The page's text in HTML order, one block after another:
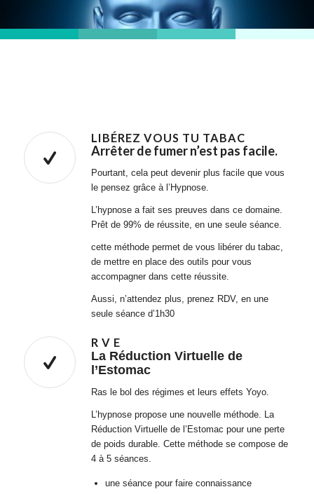
LIBÉREZ VOUS TU TABAC
Arrêter de fumer n’est pas facile.
Pourtant, cela peut devenir plus facile que vous
le pensez grâce à l’Hypnose.
L’hypnose a fait ses preuves dans ce domaine.
Prêt de 99% de réussite, en une seule séance.
cette méthode permet de vous libérer du tabac,
de mettre en place des outils pour vous
accompagner dans cette réussite.
Aussi, n’attendez plus, prenez RDV, en une
seule séance d’1h30
R V E
La Réduction Virtuelle de
l’Estomac
Ras le bol des régimes et leurs effets Yoyo.
L’hypnose propose une nouvelle méthode. La
Réduction Virtuelle de l’Estomac pour une perte
de poids durable. Cette méthode se compose de
4 à 5 séances.
une séance pour faire connaissance